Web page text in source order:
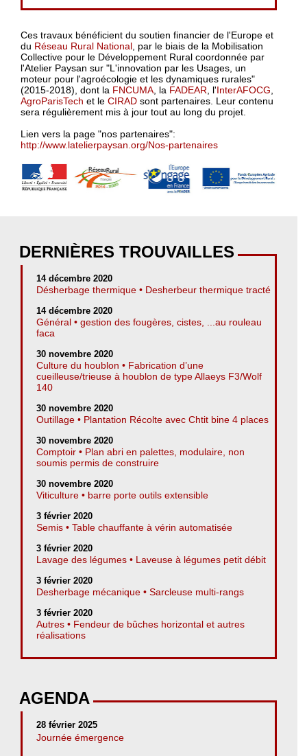
Ces travaux bénéficient du soutien financier de l'Europe et
du Réseau Rural National, par le biais de la Mobilisation
Collective pour le Développement Rural coordonnée par
l'Atelier Paysan sur "L'innovation par les Usages, un
moteur pour l'agroécologie et les dynamiques rurales"
(2015-2018), dont la FNCUMA, la FADEAR, l'InterAFOCG,
AgroParisTech et le CIRAD sont partenaires. Leur contenu
sera régulièrement mis à jour tout au long du projet.
Lien vers la page "nos partenaires":
http://www.latelierpaysan.org/Nos-partenaires
DERNIÈRES TROUVAILLES
14 décembre 2020
Désherbage thermique • Desherbeur thermique tracté
14 décembre 2020
Général • gestion des fougères, cistes, ...au rouleau
faca
30 novembre 2020
Culture du houblon • Fabrication d’une
cueilleuse/trieuse à houblon de type Allaeys F3/Wolf
140
30 novembre 2020
Outillage • Plantation Récolte avec Chtit bine 4 places
30 novembre 2020
Comptoir • Plan abri en palettes, modulaire, non
soumis permis de construire
30 novembre 2020
Viticulture • barre porte outils extensible
3 février 2020
Semis • Table chauffante à vérin automatisée
3 février 2020
Lavage des légumes • Laveuse à légumes petit débit
3 février 2020
Desherbage mécanique • Sarcleuse multi-rangs
3 février 2020
Autres • Fendeur de bûches horizontal et autres
réalisations
AGENDA
28 février 2025
Journée émergence